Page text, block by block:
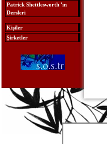
Patrick Shettlesworth 'ın
Dersleri
Kişiler
Şirketler